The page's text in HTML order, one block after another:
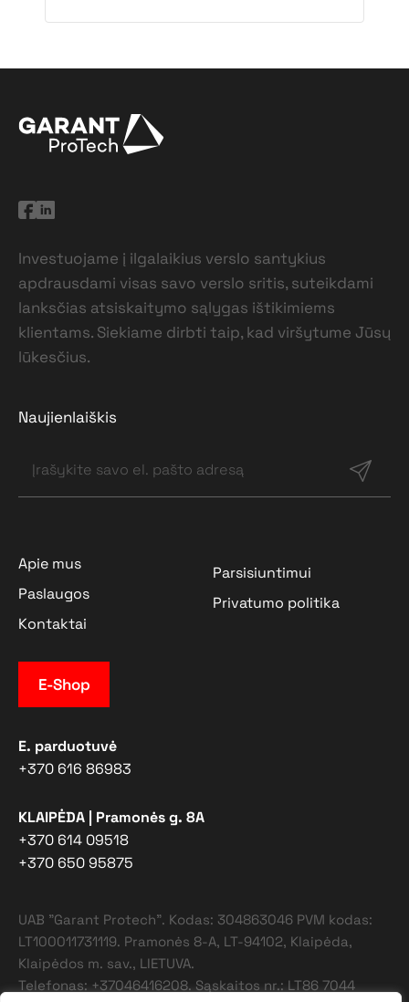
Investuojame į ilgalaikius verslo santykius
apdrausdami visas savo verslo sritis, suteikdami
lanksčias atsiskaitymo sąlygas ištikimiems
klientams. Siekiame dirbti taip, kad viršytume Jūsų
lūkesčius.
Naujienlaiškis
Apie mus
Paslaugos
Kontaktai
Parsisiuntimui
Privatumo politika
E-Shop
E. parduotuvė
+370 616 86983
KLAIPĖDA | Pramonės g. 8A
+370 614 09518
+370 650 95875
UAB "Garant Protech". Kodas: 304863046 PVM kodas:
LT100011731119. Pramonės 8-A, LT-94102, Klaipėda,
Klaipėdos m. sav., LIETUVA.
Telefonas: +37046416208. Sąskaitos nr.: LT86 7044